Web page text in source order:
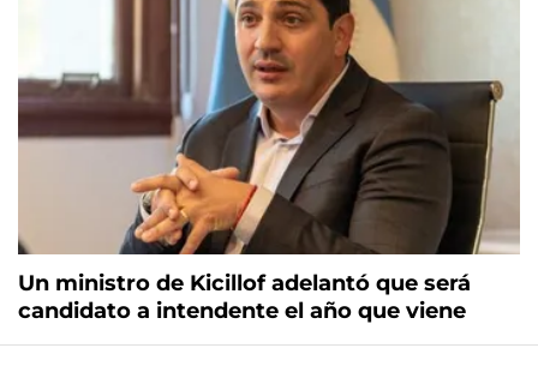
Un ministro de Kicillof adelantó que será
candidato a intendente el año que viene